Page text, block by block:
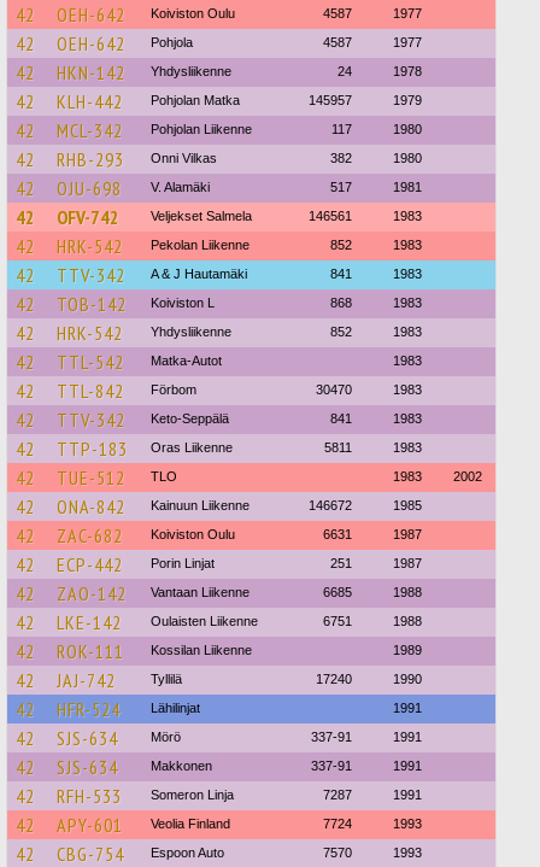
42 OEH-642 Koiviston Oulu 4587 1977
42 OEH-642 Pohjola 4587 1977
42 HKN-142 Yhdysliikenne 24 1978
42 KLH-442 Pohjolan Matka 145957 1979
42 MCL-342 Pohjolan Liikenne 117 1980
42 RHB-293 Onni Vilkas 382 1980
42 OJU-698 V. Alamäki 517 1981
42 OFV-742 Veljekset Salmela 146561 1983
42 HRK-542 Pekolan Liikenne 852 1983
42 TTV-342 A & J Hautamäki 841 1983
42 TOB-142 Koiviston L 868 1983
42 HRK-542 Yhdysliikenne 852 1983
42 TTL-542 Matka-Autot 1983
42 TTL-842 Förbom 30470 1983
42 TTV-342 Keto-Seppälä 841 1983
42 TTP-183 Oras Liikenne 5811 1983
42 TUE-512 TLO 1983 2002
42 ONA-842 Kainuun Liikenne 146672 1985
42 ZAC-682 Koiviston Oulu 6631 1987
42 ECP-442 Porin Linjat 251 1987
42 ZAO-142 Vantaan Liikenne 6685 1988
42 LKE-142 Oulaisten Liikenne 6751 1988
42 ROK-111 Kossilan Liikenne 1989
42 JAJ-742 Tyllilä 17240 1990
42 HFR-524 Lähilinjat 1991
42 SJS-634 Mörö 337-91 1991
42 SJS-634 Makkonen 337-91 1991
42 RFH-533 Someron Linja 7287 1991
42 APY-601 Veolia Finland 7724 1993
42 CBG-754 Espoon Auto 7570 1993